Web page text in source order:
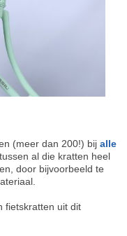
(meer dan 200!) bij alle
al die kratten heel
door bijvoorbeeld te
fietskratten uit dit